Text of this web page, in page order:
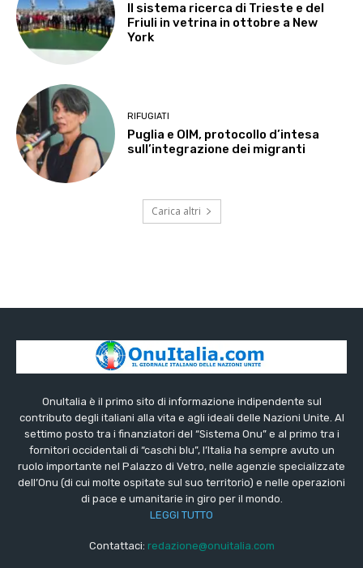
Il sistema ricerca di Trieste e del
Friuli in vetrina in ottobre a New
York
RIFUGIATI
Puglia e OIM, protocollo d’intesa
sull’integrazione dei migranti
Carica altri
OnuItalia è il primo sito di informazione indipendente sul
contributo degli italiani alla vita e agli ideali delle Nazioni Unite. Al
settimo posto tra i finanziatori del “Sistema Onu” e al primo tra i
fornitori occidentali di “caschi blu”, l’Italia ha sempre avuto un
ruolo importante nel Palazzo di Vetro, nelle agenzie specializzate
dell’Onu (di cui molte ospitate sul suo territorio) e nelle operazioni
di pace e umanitarie in giro per il mondo.
LEGGI TUTTO
Contattaci: redazione@onuitalia.com